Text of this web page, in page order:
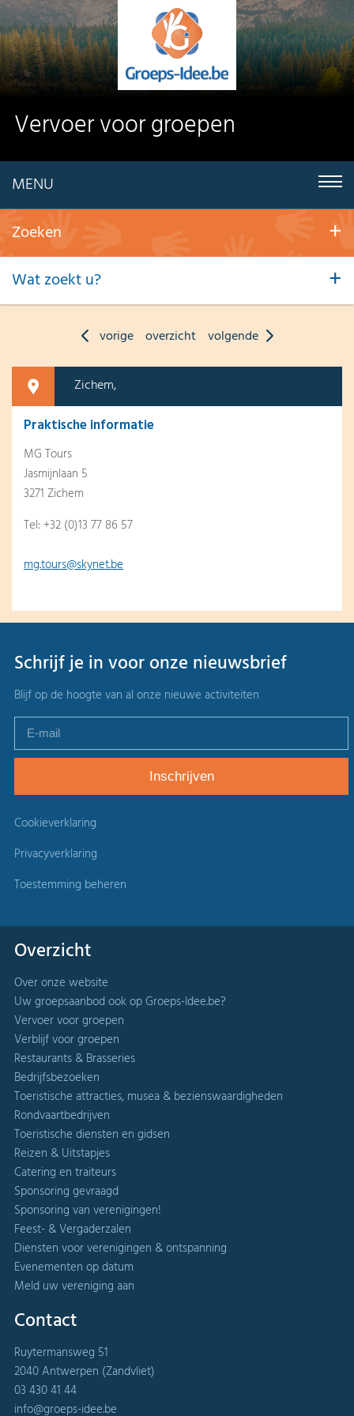
Vervoer voor groepen
MENU
Zoeken
Wat zoekt u?
vorige overzicht volgende
Zichem,
Praktische informatie
MG Tours
Jasmijnlaan 5
3271 Zichem
Tel: +32 (0)13 77 86 57
mg.tours@skynet.be
Schrijf je in voor onze nieuwsbrief
Blijf op de hoogte van al onze nieuwe activiteiten
Cookieverklaring
Privacyverklaring
Toestemming beheren
Overzicht
Over onze website
Uw groepsaanbod ook op Groeps-Idee.be?
Vervoer voor groepen
Verblijf voor groepen
Restaurants & Brasseries
Bedrijfsbezoeken
Toeristische attracties, musea & bezienswaardigheden
Rondvaartbedrijven
Toeristische diensten en gidsen
Reizen & Uitstapjes
Catering en traiteurs
Sponsoring gevraagd
Sponsoring van verenigingen!
Feest- & Vergaderzalen
Diensten voor verenigingen & ontspanning
Evenementen op datum
Meld uw vereniging aan
Contact
Ruytermansweg 51
2040 Antwerpen (Zandvliet)
03 430 41 44
info@groeps-idee.be